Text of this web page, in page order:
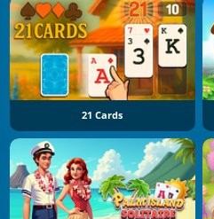
21 Cards